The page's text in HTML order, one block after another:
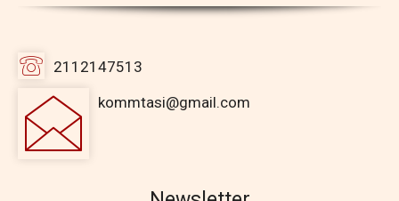
2112147513
kommtasi@gmail.com